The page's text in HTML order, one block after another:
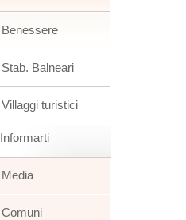
Benessere
Stab. Balneari
Villaggi turistici
Informarti
Media
Comuni